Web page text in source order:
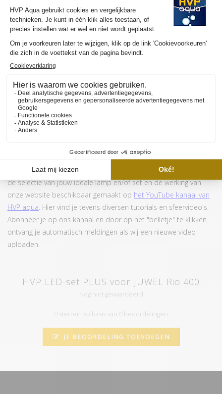
Voornamelijk voor Primo aquaria, maar in sommige situaties
ook in andere aquaria. Kijkhiervoor meer informatie over hoe
deze lampen gemonteerd moeten worden.
Wil je graag meer weten over de werking en de aanschaf van de
HVP aqua RetroLine? Wij hebben meerdere YouTube video's om
de selectie van jouw ideale lamp en/of set en de werking van
onze website beschikbaar gemaakt op het YouTube kanaal van
HVP aqua. Hier vind je tevens diversen tutorials en sfeervideo's.
Abonneer je op ons kanaal en door op het "belletje" te klikken
ontvang je automatisch meldingen als wij een nieuwe video
uploaden.
HVP LED-set PLUS voor JUWEL Rio 400
Nog niet gewaardeerd
0 sterren op basis van 0 beoordelingen
JE BEOORDELING TOEVOEGEN